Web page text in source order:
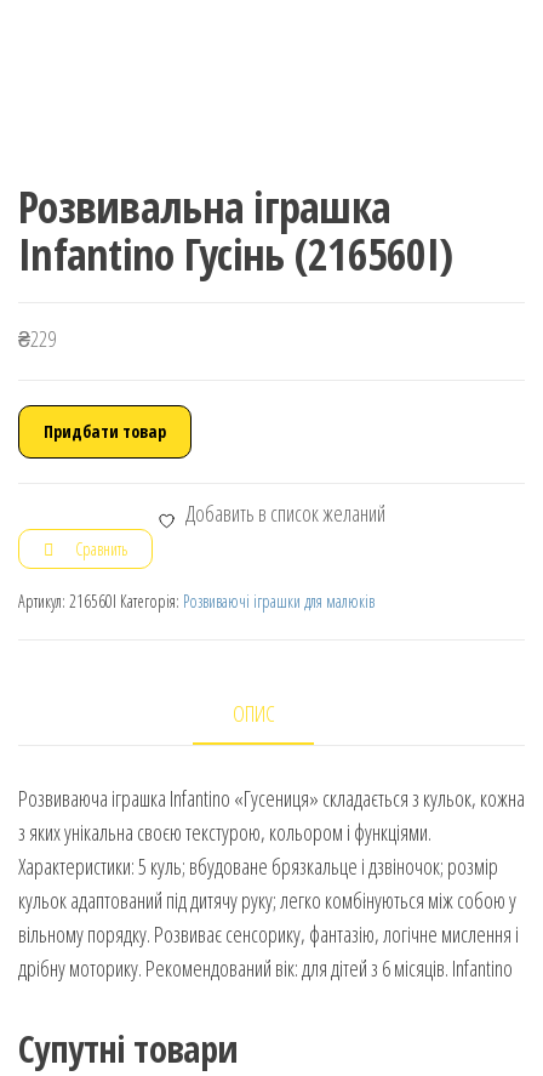
Розвивальна іграшка
Infantino Гусінь (216560I)
₴229
Придбати товар
Добавить в список желаний
Сравнить
Артикул: 216560I Категорія: Розвиваючі іграшки для малюків
ОПИС
Розвиваюча іграшка Infantino «Гусениця» складається з кульок, кожна
з яких унікальна своєю текстурою, кольором і функціями.
Характеристики: 5 куль; вбудоване брязкальце і дзвіночок; розмір
кульок адаптований під дитячу руку; легко комбінуються між собою у
вільному порядку. Розвиває сенсорику, фантазію, логічне мислення і
дрібну моторику. Рекомендований вік: для дітей з 6 місяців. Infantino
Супутні товари